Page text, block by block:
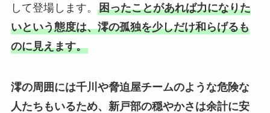
して登場します。 困ったことがあれば力になりた
いという態度は、澪の孤独を少しだけ和らげるも
のに見えます。
澪の周囲には千川や脅迫屋チームのような危険な
人たちもいるため、新戸部の穏やかさは余計に安